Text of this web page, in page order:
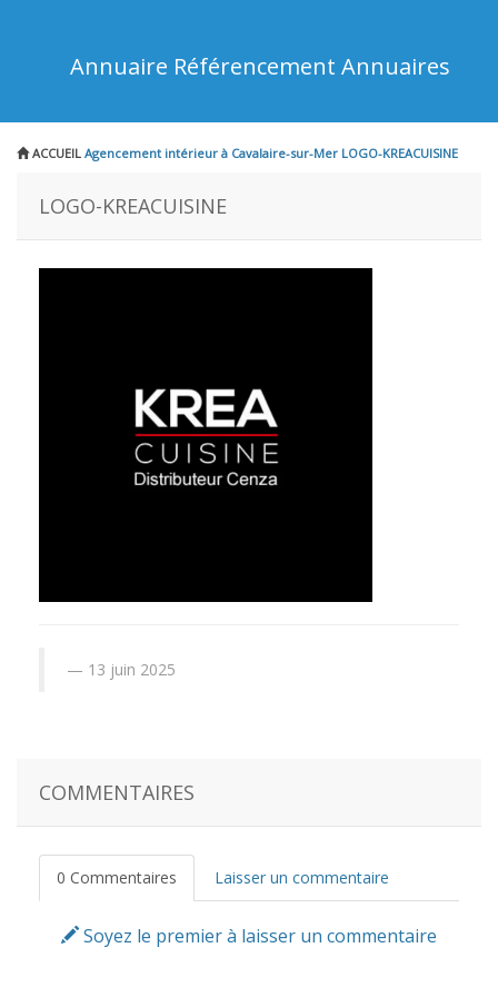
Annuaire Référencement Annuaires
ACCUEIL Agencement intérieur à Cavalaire-sur-Mer LOGO-KREACUISINE
LOGO-KREACUISINE
13 juin 2025
COMMENTAIRES
0 Commentaires Laisser un commentaire
Soyez le premier à laisser un commentaire